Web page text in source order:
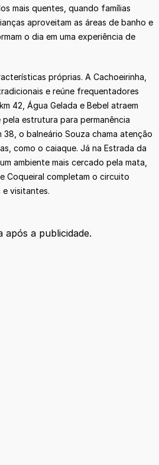
mais quentes, quando famílias
aproveitam as áreas de banho e
o dia em uma experiência de
próprias. A Cachoeirinha,
e reúne frequentadores
42, Água Gelada e Bebel atraem
estrutura para permanência
o balneário Souza chama atenção
como o caiaque. Já na Estrada da
ambiente mais cercado pela mata,
Coqueiral completam o circuito
visitantes.
após a publicidade.